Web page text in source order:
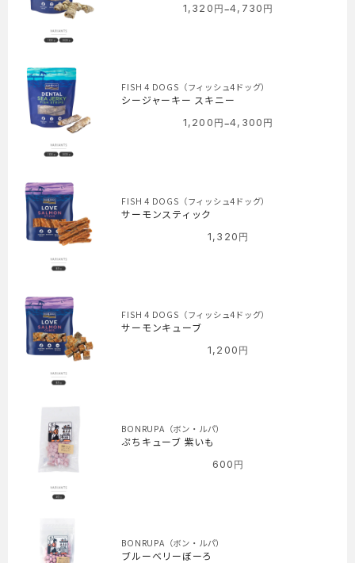
円
1,320 円–4,730 円
価
円
–
円
FISH 4 DOGS（フィッシュ4ドッグ）
シージャーキー スキニー
1,200 円–4,300 円
価
円
4,300
FISH 4 DOGS（フィッシュ4ドッグ）
サーモンスティック
1,320 円
FISH 4 DOGS（フィッシュ4ドッグ）
サーモンキューブ
1,200 円
BONRUPA（ボン・ルパ）
ぷちキューブ 紫いも
600 円
BONRUPA（ボン・ルパ）
ブルーベリーぼーろ